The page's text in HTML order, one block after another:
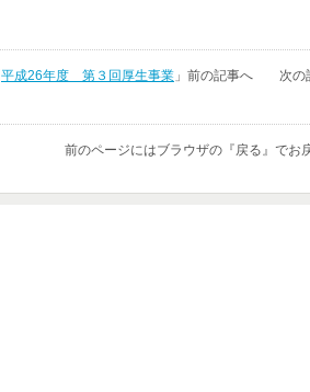
平成26年度 第３回厚生事業 」前の記事へ 次の
前のページにはブラウザの『戻る』でお